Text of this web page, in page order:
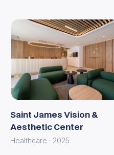
Saint James Vision &
Aesthetic Center
Healthcare · 2025